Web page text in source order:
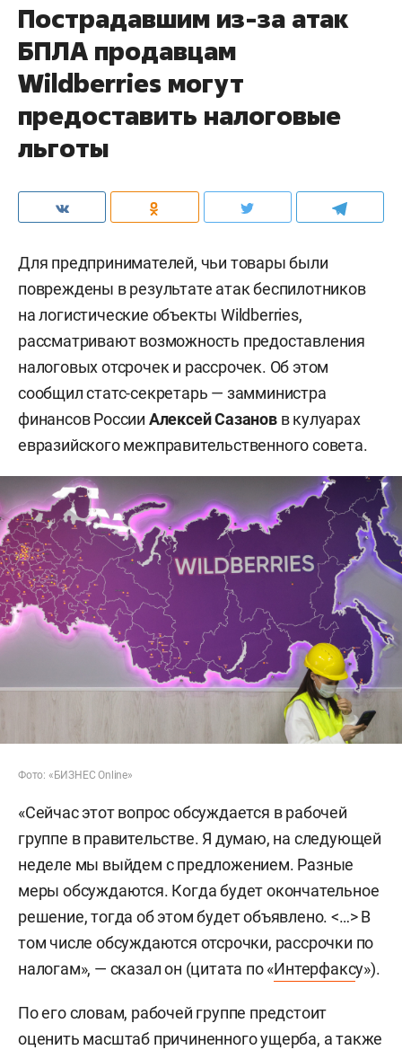
Пострадавшим из-за атак
БПЛА продавцам
Wildberries могут
предоставить налоговые
льготы
Для предпринимателей, чьи товары были
повреждены в результате атак беспилотников
на логистические объекты Wildberries,
рассматривают возможность предоставления
налоговых отсрочек и рассрочек. Об этом
сообщил статс-секретарь — замминистра
финансов России Алексей Сазановв кулуарах
евразийского межправительственного совета.
Фото: «БИЗНЕС Online»
«Сейчас этот вопрос обсуждается в рабочей
группе в правительстве. Я думаю, на следующей
неделе мы выйдем с предложением. Разные
меры обсуждаются. Когда будет окончательное
решение, тогда об этом будет объявлено. <…> В
том числе обсуждаются отсрочки, рассрочки по
налогам», — сказал он (цитата по «Интерфаксу»).
По его словам, рабочей группе предстоит
оценить масштаб причиненного ущерба, а также